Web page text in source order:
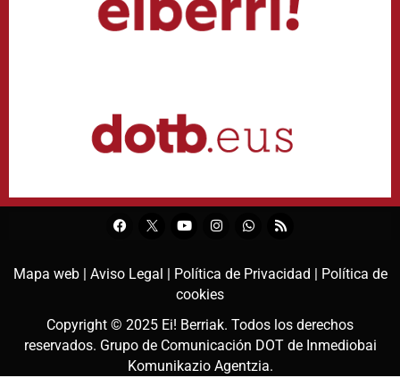
Mapa web | Aviso Legal | Política de Privacidad | Política de
cookies
Copyright © 2025 Ei! Berriak. Todos los derechos
reservados. Grupo de Comunicación DOT de Inmediobai
Komunikazio Agentzia.